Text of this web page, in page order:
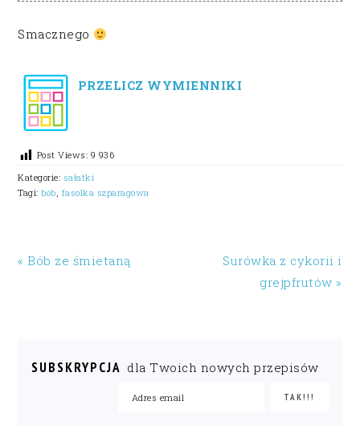
Smacznego
PRZELICZ WYMIENNIKI
Post Views: 9 936
Kategorie: sałatki
Tagi:bób fasolka szparagowa
« Bób ze śmietaną
Surówka z cykorii i
grejpfrutów »
SUBSKRYPCJA dla Twoich nowych przepisów